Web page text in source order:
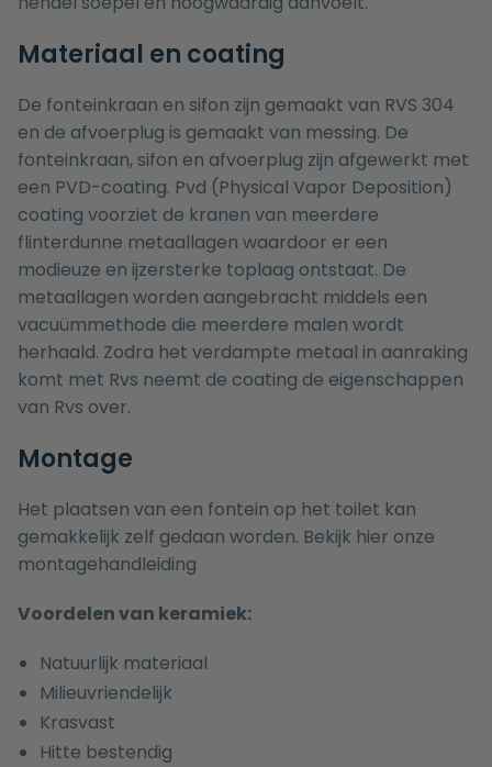
Materiaal en coating
De fonteinkraan en sifon zijn gemaakt van RVS 304
en de afvoerplug is gemaakt van messing. De
fonteinkraan, sifon en afvoerplug zijn afgewerkt met
een PVD-coating. Pvd (Physical Vapor Deposition)
coating voorziet de kranen van meerdere
flinterdunne metaallagen waardoor er een
modieuze en ijzersterke toplaag ontstaat. De
metaallagen worden aangebracht middels een
vacuümmethode die meerdere malen wordt
herhaald. Zodra het verdampte metaal in aanraking
komt met Rvs neemt de coating de eigenschappen
van Rvs over.
Montage
Het plaatsen van een fontein op het toilet kan
gemakkelijk zelf gedaan worden. Bekijk hier onze
montagehandleiding
Voordelen van keramiek:
Natuurlijk materiaal
Milieuvriendelijk
Krasvast
Hitte bestendig